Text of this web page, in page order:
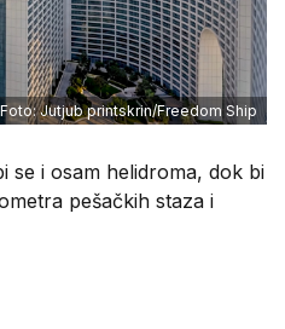
Foto: Jutjub printskrin/Freedom Ship
se i osam helidroma, dok bi
pešačkih staza i